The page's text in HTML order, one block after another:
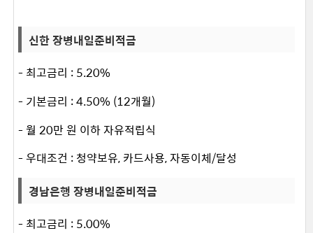
신한 장병내일준비적금
- 최고금리 : 5.20%
- 기본금리 : 4.50% (12개월)
- 월 20만 원 이하 자유적립식
- 우대조건 : 청약보유, 카드사용, 자동이체/달성
경남은행 장병내일준비적금
- 최고금리 : 5.00%